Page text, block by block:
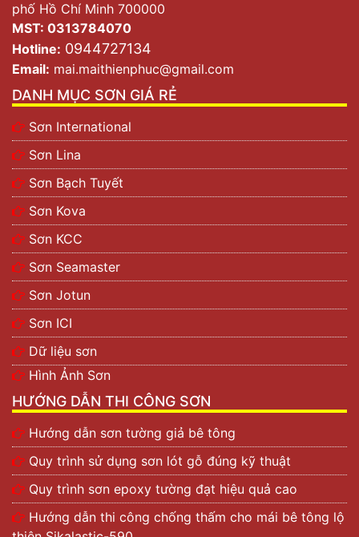
phố Hồ Chí Minh 700000
MST: 0313784070
Hotline: 0944727134
Email: mai.maithienphuc@gmail.com
DANH MỤC SƠN GIÁ RẺ
Sơn International
Sơn Lina
Sơn Bạch Tuyết
Sơn Kova
Sơn KCC
Sơn Seamaster
Sơn Jotun
Sơn ICI
Dữ liệu sơn
Hình Ảnh Sơn
HƯỚNG DẪN THI CÔNG SƠN
Hướng dẫn sơn tường giả bê tông
Quy trình sử dụng sơn lót gỗ đúng kỹ thuật
Quy trình sơn epoxy tường đạt hiệu quả cao
Hướng dẫn thi công chống thấm cho mái bê tông lộ